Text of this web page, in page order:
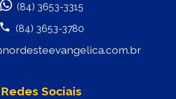
(84) 3653-3315
(84) 3653-3780
Redes Sociais